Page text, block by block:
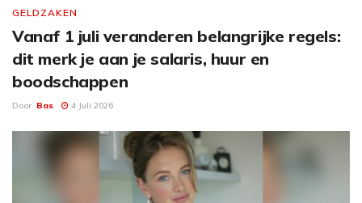
GELDZAKEN
Vanaf 1 juli veranderen belangrijke regels:
dit merk je aan je salaris, huur en
boodschappen
Door Bas 4 Juli 2026